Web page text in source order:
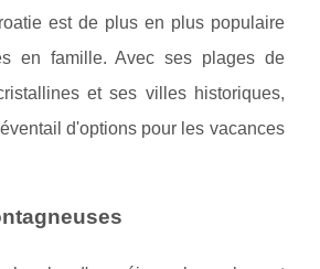
est de plus en plus populaire
en famille. Avec ses plages de
et ses villes historiques,
d'options pour les vacances